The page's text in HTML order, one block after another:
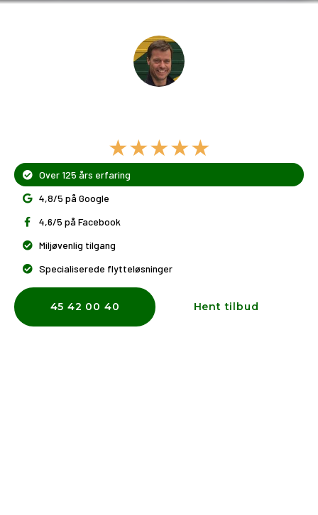
★★★★★
Over 125 års erfaring
4,8/5 på Google
4,6/5 på Facebook
Miljøvenlig tilgang
Specialiserede flytteløsninger
45 42 00 40 Hent tilbud